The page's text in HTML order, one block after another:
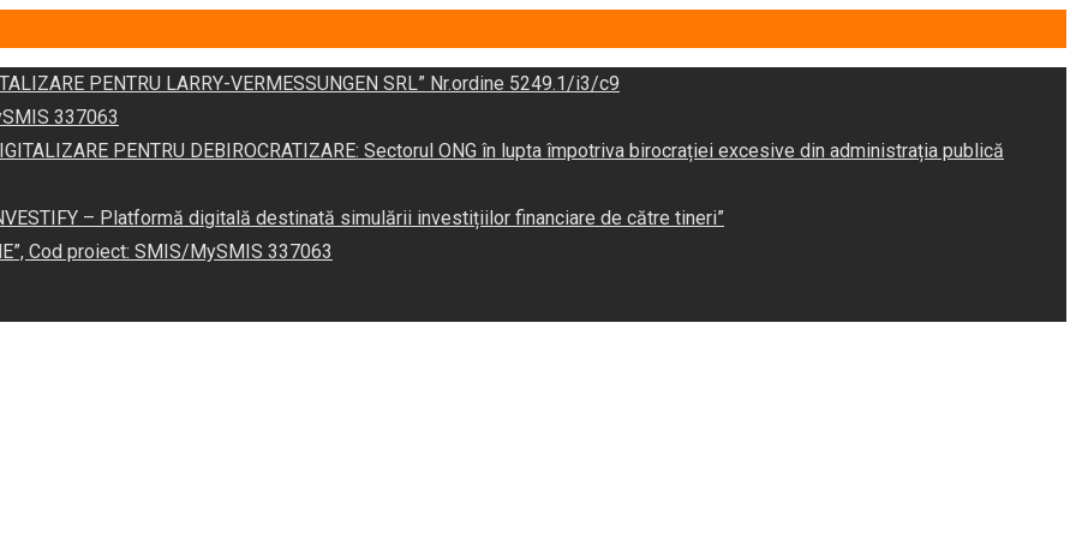
PENTRU LARRY-VERMESSUNGEN SRL” Nr.ordine 5249.1/i3/c9
337063
PENTRU DEBIROCRATIZARE: Sectorul ONG în lupta împotriva birocrației excesive din administrația publică
– Platformă digitală destinată simulării investițiilor financiare de către tineri”
Cod proiect: SMIS/MySMIS 337063